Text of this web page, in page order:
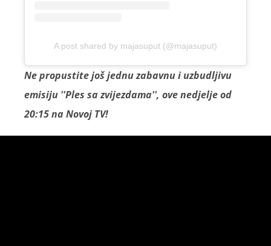
A post shared by majasuput (@majasuput)
Ne propustite još jednu zabavnu i uzbudljivu
emisiju ''Ples sa zvijezdama'', ove nedjelje od
20:15 na Novoj TV!